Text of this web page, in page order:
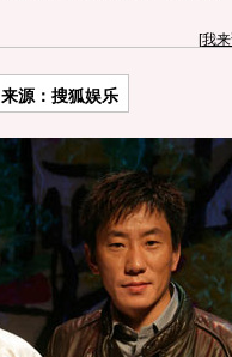
[我
来源：搜狐娱乐